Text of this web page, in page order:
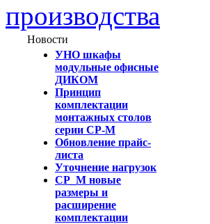
производства
Новости
УНО шкафы
модульные офисные
ДИКОМ
Принцип
комплектации
монтажных столов
серии СР-М
Обновление прайс-
листа
Уточнение нагрузок
СР_М новые
размеры и
расширение
комплектации